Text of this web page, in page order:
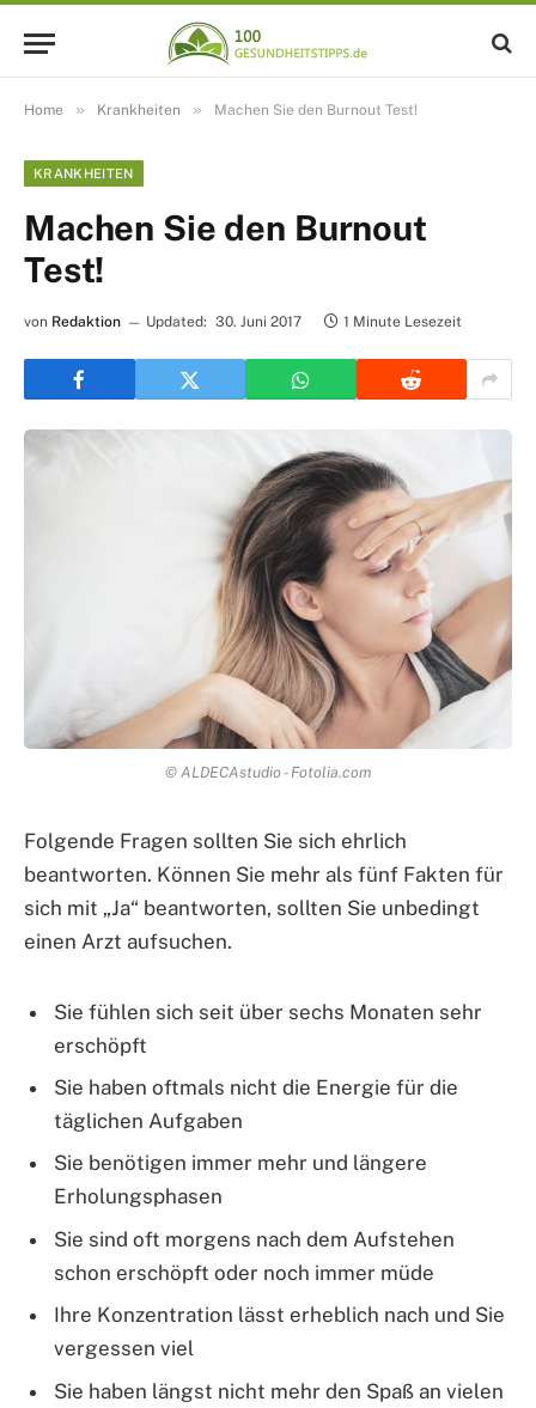
Home » Krankheiten » Machen Sie den Burnout Test!
KRANKHEITEN
Machen Sie den Burnout
Test!
von Redaktion Updated: 30. Juni 2017 1 Minute Lesezeit
© ALDECAstudio - Fotolia.com
Folgende Fragen sollten Sie sich ehrlich
beantworten. Können Sie mehr als fünf Fakten für
sich mit „Ja“ beantworten, sollten Sie unbedingt
einen Arzt aufsuchen.
Sie fühlen sich seit über sechs Monaten sehr
erschöpft
Sie haben oftmals nicht die Energie für die
täglichen Aufgaben
Sie benötigen immer mehr und längere
Erholungsphasen
Sie sind oft morgens nach dem Aufstehen
schon erschöpft oder noch immer müde
Ihre Konzentration lässt erheblich nach und Sie
vergessen viel
Sie haben längst nicht mehr den Spaß an vielen